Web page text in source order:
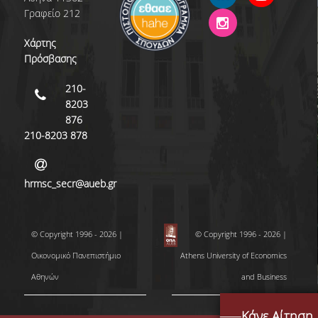
ΠΟΛΙΤΙΚΗ ΠΟΙΟΤΗΤΑΣ
ΠΙΣΤΟΠΟΙΗΣΗ
ΔΕΔΟΜΕΝΑ ΠΟΙΟΤΗΤΑΣ
ΜΟ.ΔΙ.Π.
ΕΚΔΗΛΩΣΕΙΣ
Γραφείο 212
Χάρτης
Πρόσβασης
210-
8203
876
210-8203 878
hrmsc_secr@aueb.gr
© Copyright 1996 - 2026 |
Οικονομικό Πανεπιστήμιο
Αθηνών
© Copyright 1996 - 2026 |
Athens University of Economics
and Business